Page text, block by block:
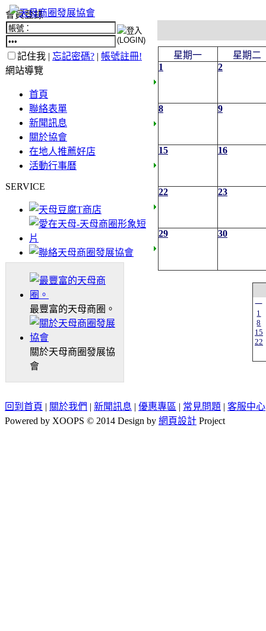
會員登錄
記住我 | 忘記密碼? | 帳號註冊!
網站導覽
首頁
聯絡表單
新聞訊息
關於協會
在地人推薦好店
活動行事曆
SERVICE
最豐富的天母商圈。
關於天母商圈發展協
會
星期一
星期二
1
2
8 9
15 16
22 23
29 30
一
1
8
15
22
回到首頁 | 關於我們 | 新聞訊息 | 優惠專區 | 常見問題 | 客服中心
Powered by XOOPS © 2014 Design by 網頁設計 Project